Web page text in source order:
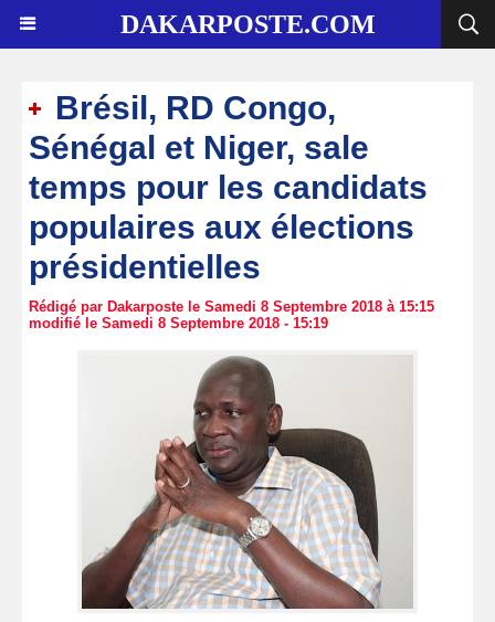
DAKARPOSTE.COM
Brésil, RD Congo,
Sénégal et Niger, sale
temps pour les candidats
populaires aux élections
présidentielles
Rédigé par Dakarposte le Samedi 8 Septembre 2018 à 15:15
modifié le Samedi 8 Septembre 2018 - 15:19